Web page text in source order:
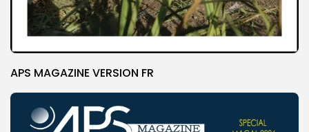
APS MAGAZINE VERSION FR